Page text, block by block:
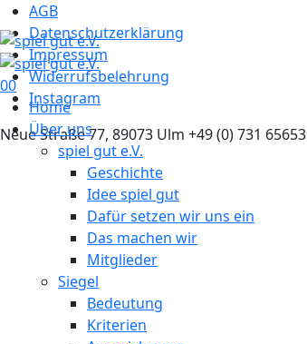
AGB
Datenschutzerklärung
Impressum
Widerrufsbelehrung
Instagram
Neue Straße 77, 89073 Ulm +49 (0) 731 65653
00
Home
Über uns
spiel gut e.V.
Geschichte
Idee spiel gut
Dafür setzen wir uns ein
Das machen wir
Mitglieder
Siegel
Bedeutung
Kriterien